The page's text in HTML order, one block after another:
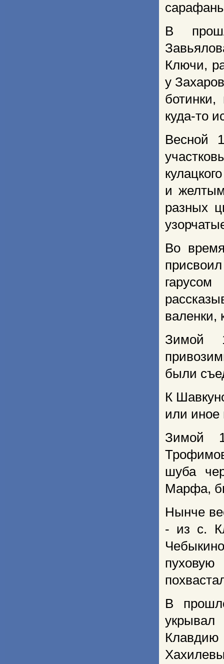
В
Ключи,
у
куда-то
Весной
и
разных
Во
валенки,
Зимой
были
К
или иное
Зимой
шуба
Марфа,
Нынче
- из с.
В
укрывал
Клавдию